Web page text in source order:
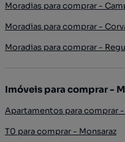
Moradias para comprar -
Moradias para comprar -
Moradias para comprar -
Imóveis para comprar -
Apartamentos para comprar -
T0 para comprar - Monsaraz